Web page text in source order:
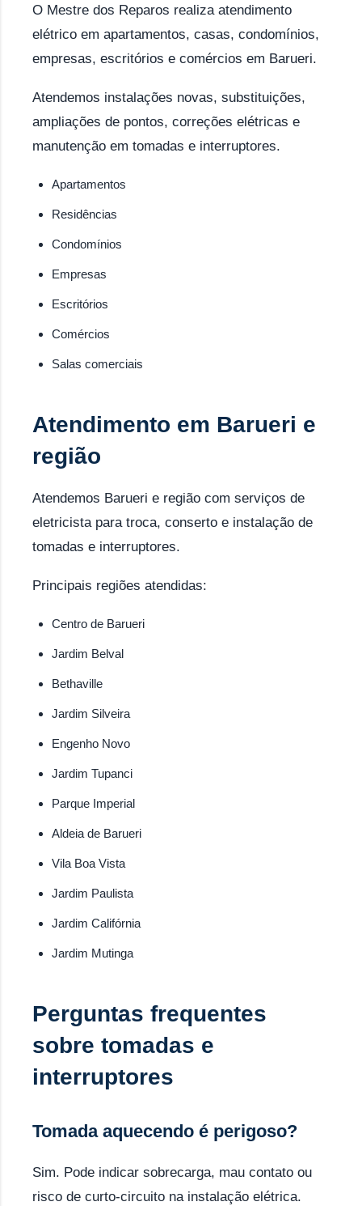
O Mestre dos Reparos realiza atendimento
elétrico em apartamentos, casas, condomínios,
empresas, escritórios e comércios em Barueri.
Atendemos instalações novas, substituições,
ampliações de pontos, correções elétricas e
manutenção em tomadas e interruptores.
Apartamentos
Residências
Condomínios
Empresas
Escritórios
Comércios
Salas comerciais
Atendimento em Barueri e
região
Atendemos Barueri e região com serviços de
eletricista para troca, conserto e instalação de
tomadas e interruptores.
Principais regiões atendidas:
Centro de Barueri
Jardim Belval
Bethaville
Jardim Silveira
Engenho Novo
Jardim Tupanci
Parque Imperial
Aldeia de Barueri
Vila Boa Vista
Jardim Paulista
Jardim Califórnia
Jardim Mutinga
Perguntas frequentes
sobre tomadas e
interruptores
Tomada aquecendo é perigoso?
Sim. Pode indicar sobrecarga, mau contato ou
risco de curto-circuito na instalação elétrica.